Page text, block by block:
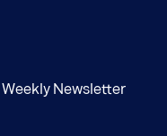
Weekly Newsletter